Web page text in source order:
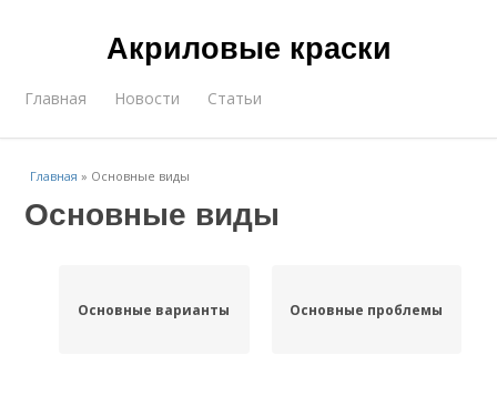
Акриловые краски
Главная Новости Статьи
Главная » Основные виды
Основные виды
Основные варианты Основные проблемы